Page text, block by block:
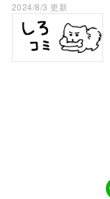
2024/8/3 更新